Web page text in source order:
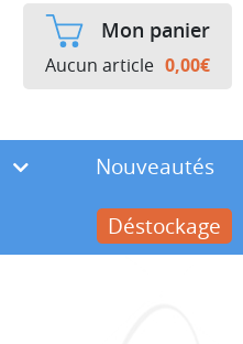
Mon panier
Aucun article 0,00€
Nouveautés
Déstockage